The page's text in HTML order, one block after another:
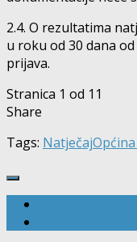
2.4. O rezultatima
u roku od 30 dana
prijava.
Stranica 1 od 1 1
Share
Tags: Natječaj